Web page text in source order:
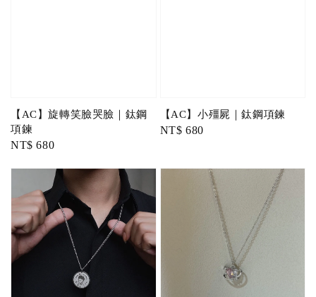
【AC】旋轉笑臉哭臉｜鈦鋼
項鍊
Regular
NT$ 680
【AC】小殭屍｜鈦鋼項鍊
Regular
NT$ 680